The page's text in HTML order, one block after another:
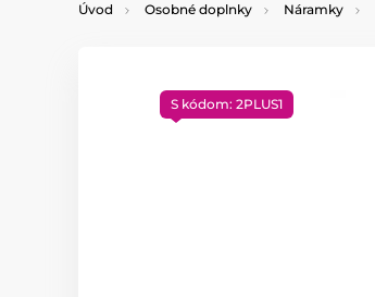
Úvod Osobné doplnky Náramky
S kódom: 2PLUS1